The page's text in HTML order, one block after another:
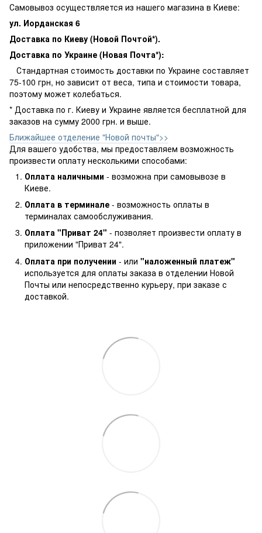
Самовывоз осуществляется из нашего магазина в Киеве:
ул. Иорданская 6
Доставка по Киеву (Новой Почтой*).
Доставка по Украине (Новая Почта*):
Стандартная стоимость доставки по Украине составляет
75-100 грн, но зависит от веса, типа и стоимости товара,
поэтому может колебаться.
* Доставка по г. Киеву и Украине является бесплатной для
заказов на сумму 2000 грн. и выше.
Ближайшее отделение "Новой почты">>
Для вашего удобства, мы предоставляем возможность
произвести оплату несколькими способами:
Оплата наличными - возможна при самовывозе в
Киеве.
Оплата в терминале - возможность оплаты в
терминалах самообслуживания.
Оплата "Приват 24" - позволяет произвести оплату в
приложении "Приват 24".
Оплата при получении - или "наложенный платеж"
используется для оплаты заказа в отделении Новой
Почты или непосредственно курьеру, при заказе с
доставкой.